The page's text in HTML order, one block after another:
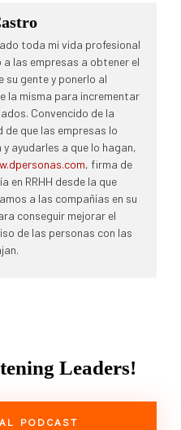
toda mi vida profesional
a las empresas a obtener el
su gente y ponerlo al
la misma para incrementar
Convencido de la
de que las empresas lo
y ayudarles a que lo hagan,
, firma de
en RRHH desde la que
a las compañías en su
conseguir mejorar el
de las personas con las
Leaders!
PODCAST